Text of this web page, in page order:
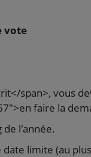
vote
span>, vous
faire la
l'année.
limite (au